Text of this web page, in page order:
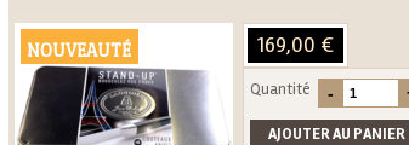
NOUVEAUTÉ 169,00 €
Quantité